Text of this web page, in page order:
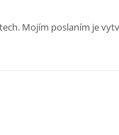
Mojím poslaním je